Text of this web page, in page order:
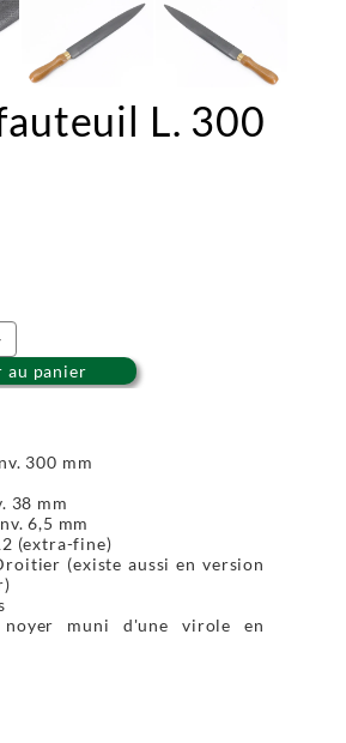
L. 300
au panier
300 mm
38 mm
6,5 mm
(extra-fine)
(existe aussi en version
noyer muni d'une virole en